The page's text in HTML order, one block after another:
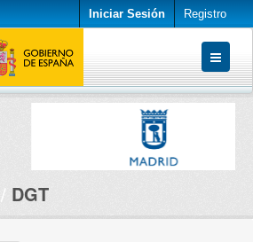
Iniciar Sesión Registro
DGT